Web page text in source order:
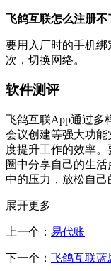
飞鸽互联怎么注册不
要用入厂时的手机
次，切换网络。
软件测评
飞鸽互联App通过多
会议创建等强大功
度提升工作的效率
圈中分享自己的生
中的压力，放松自己
展开更多
上一个： 易代账
下一个： 飞鸽互联蓝